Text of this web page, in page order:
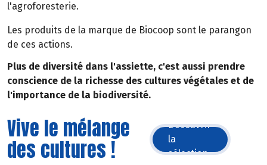
l'agroforesterie.
Les produits de la marque de Biocoop sont le parangon
de ces actions.
Plus de diversité dans l'assiette, c'est aussi prendre
conscience de la richesse des cultures végétales et de
l'importance de la biodiversité.
Vive le mélange
des cultures !
Découvrir
la
sélection